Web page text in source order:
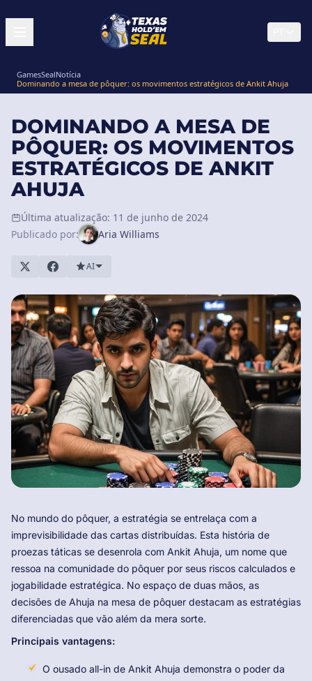
GamesSealNotícia
Dominando a mesa de pôquer: os movimentos estratégicos de Ankit Ahuja
DOMINANDO A MESA DE
PÔQUER: OS MOVIMENTOS
ESTRATÉGICOS DE ANKIT
AHUJA
Última atualização: 11 de junho de 2024
Publicado por:
Aria Williams
AI
No mundo do pôquer, a estratégia se entrelaça com a
imprevisibilidade das cartas distribuídas. Esta história de
proezas táticas se desenrola com Ankit Ahuja, um nome que
ressoa na comunidade do pôquer por seus riscos calculados e
jogabilidade estratégica. No espaço de duas mãos, as
decisões de Ahuja na mesa de pôquer destacam as estratégias
diferenciadas que vão além da mera sorte.
Principais vantagens:
O ousado all-in de Ankit Ahuja demonstra o poder da